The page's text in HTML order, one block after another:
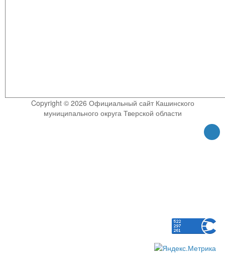
Copyright © 2026 Официальный сайт Кашинского
муниципального округа Тверской области